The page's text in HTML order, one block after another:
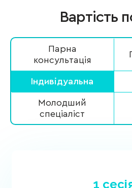
Вартість
Парна
консультація
Індивідуальна
Молодший
спеціаліст
1